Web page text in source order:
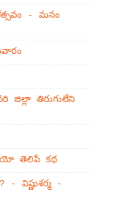
- మనం
జిల్లా తిరుగులేని
తెలిపే కథ
- విష్ణుశర్మ -